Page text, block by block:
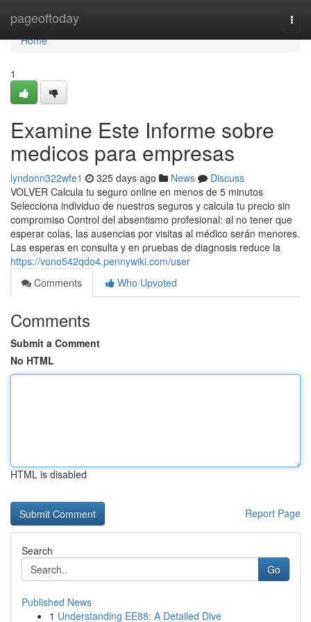
pageoftoday
Home
Home
1
Examine Este Informe sobre
medicos para empresas
lyndonn322wfe1 325 days ago News
Discuss
VOLVER Calcula tu seguro online en menos de 5 minutos
Selecciona individuo de nuestros seguros y calcula tu precio sin
compromiso Control del absentismo profesional: al no tener que
esperar colas, las ausencias por visitas al médico serán menores.
Las esperas en consulta y en pruebas de diagnosis reduce la
https://vono542qdo4.pennywiki.com/user
Comments
Who Upvoted
Comments
Submit a Comment
No HTML
HTML is disabled
Report Page
Search
Go
Published News
1 Understanding EE88: A Detailed Dive